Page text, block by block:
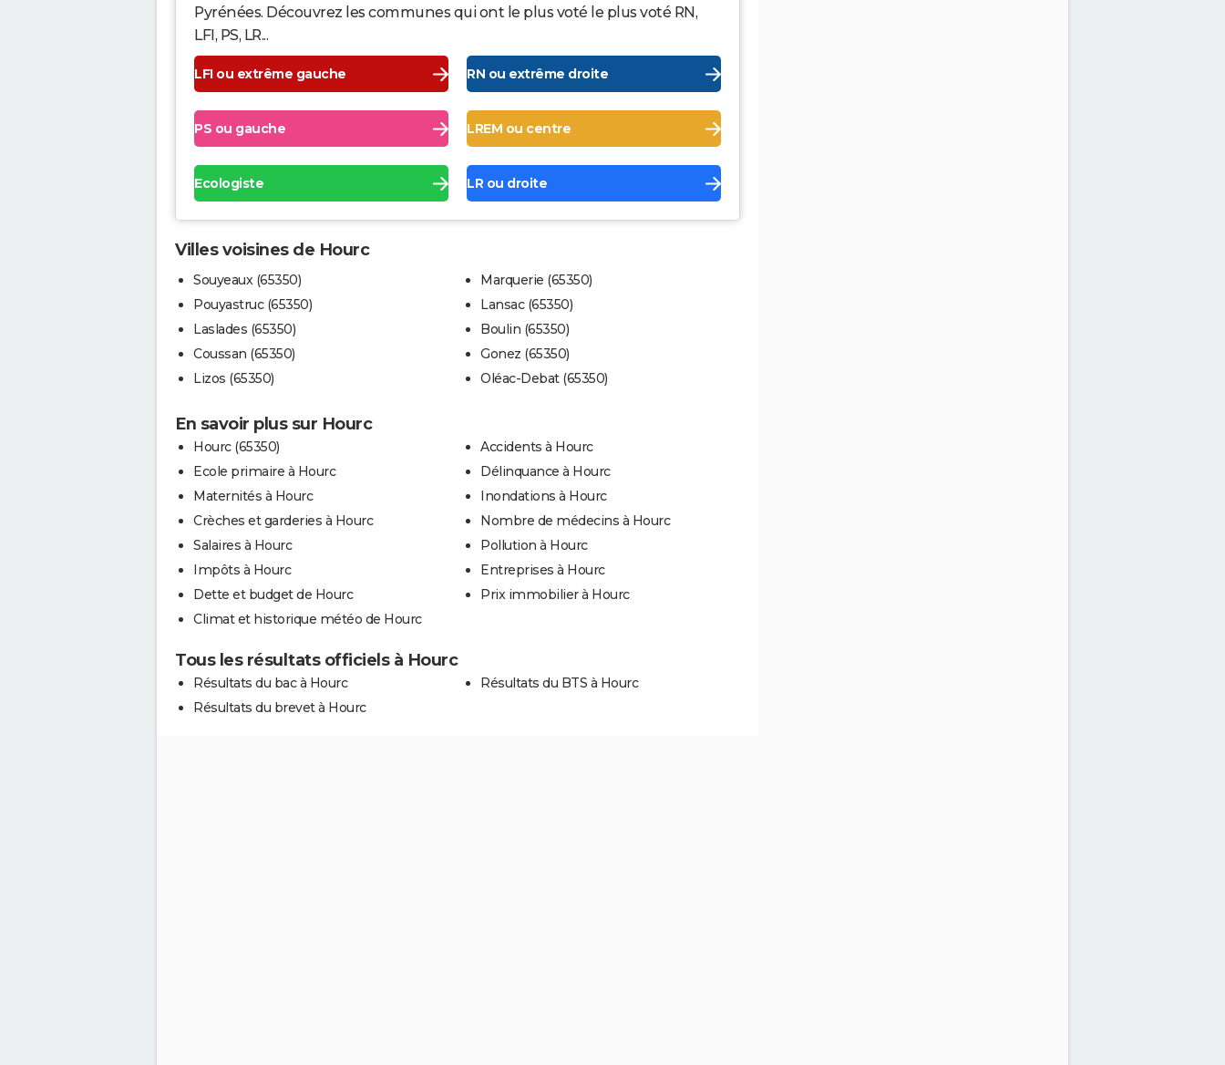
Pyrénées. Découvrez les communes qui ont le plus voté le plus voté RN,
LFI, PS, LR...
LFI ou extrême gauche RN ou extrême droite
PS ou gauche LREM ou centre
Ecologiste LR ou droite
Villes voisines de Hourc
Souyeaux (65350)
Pouyastruc (65350)
Laslades (65350)
Coussan (65350)
Lizos (65350)
Marquerie (65350)
Lansac (65350)
Boulin (65350)
Gonez (65350)
Oléac-Debat (65350)
En savoir plus sur Hourc
Hourc (65350)
Ecole primaire à Hourc
Maternités à Hourc
Crèches et garderies à Hourc
Salaires à Hourc
Impôts à Hourc
Dette et budget de Hourc
Climat et historique météo de Hourc
Accidents à Hourc
Délinquance à Hourc
Inondations à Hourc
Nombre de médecins à Hourc
Pollution à Hourc
Entreprises à Hourc
Prix immobilier à Hourc
Tous les résultats officiels à Hourc
Résultats du bac à Hourc
Résultats du brevet à Hourc
Résultats du BTS à Hourc